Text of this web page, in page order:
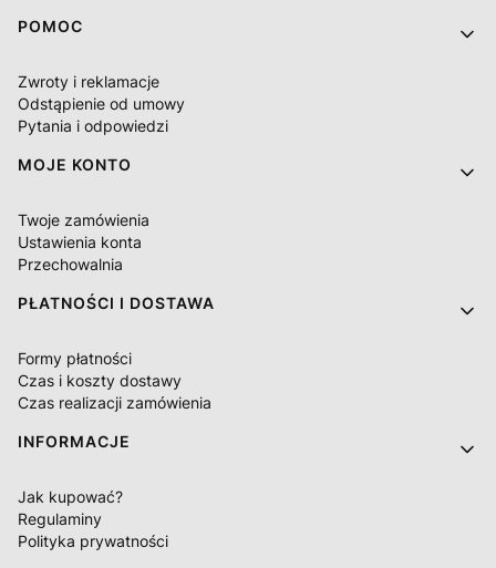
Linki w stopce
POMOC
Zwroty i reklamacje
Odstąpienie od umowy
Pytania i odpowiedzi
MOJE KONTO
Twoje zamówienia
Ustawienia konta
Przechowalnia
PŁATNOŚCI I DOSTAWA
Formy płatności
Czas i koszty dostawy
Czas realizacji zamówienia
INFORMACJE
Jak kupować?
Regulaminy
Polityka prywatności